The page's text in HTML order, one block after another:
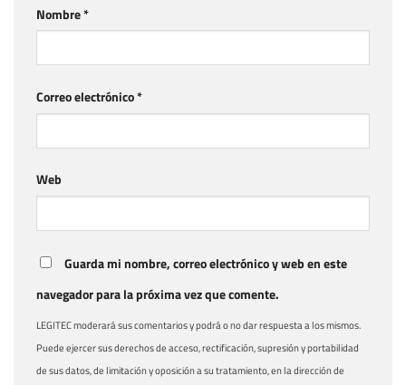
Nombre*
Correo electrónico*
Web
Guarda mi nombre, correo electrónico y web en este
navegador para la próxima vez que comente.
LEGITEC moderará sus comentarios y podrá o no dar respuesta a los mismos.
Puede ejercer sus derechos de acceso, rectificación, supresión y portabilidad
de sus datos, de limitación y oposición a su tratamiento, en la dirección de